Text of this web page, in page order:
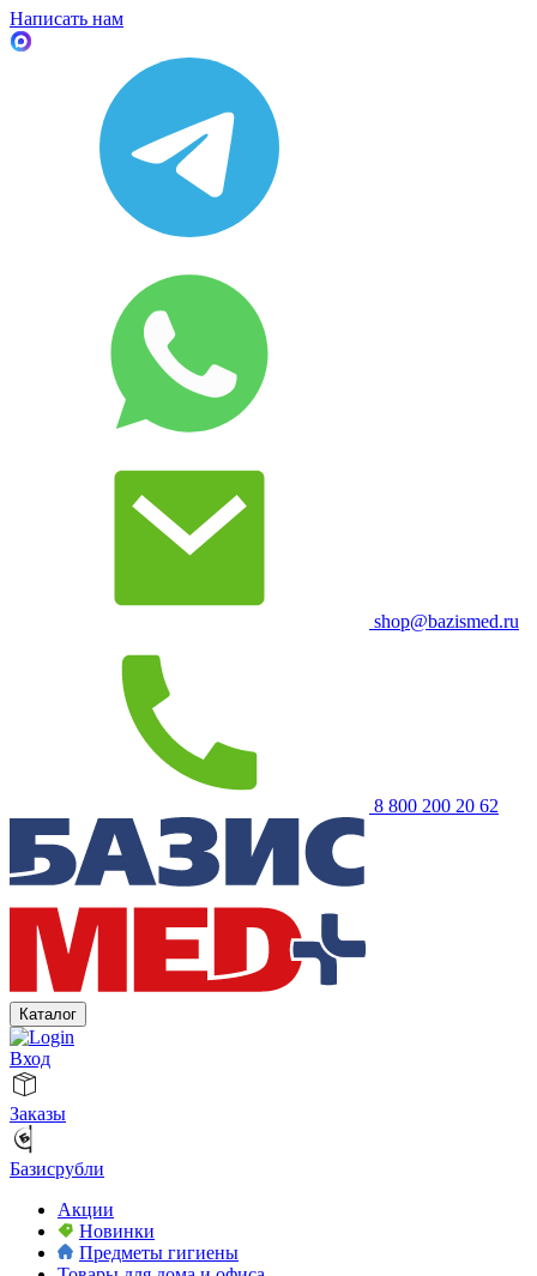
Написать нам
shop@bazismed.ru
8 800 200 20 62
Каталог
Вход
Заказы
Базисрубли
Акции
Новинки
Предметы гигиены